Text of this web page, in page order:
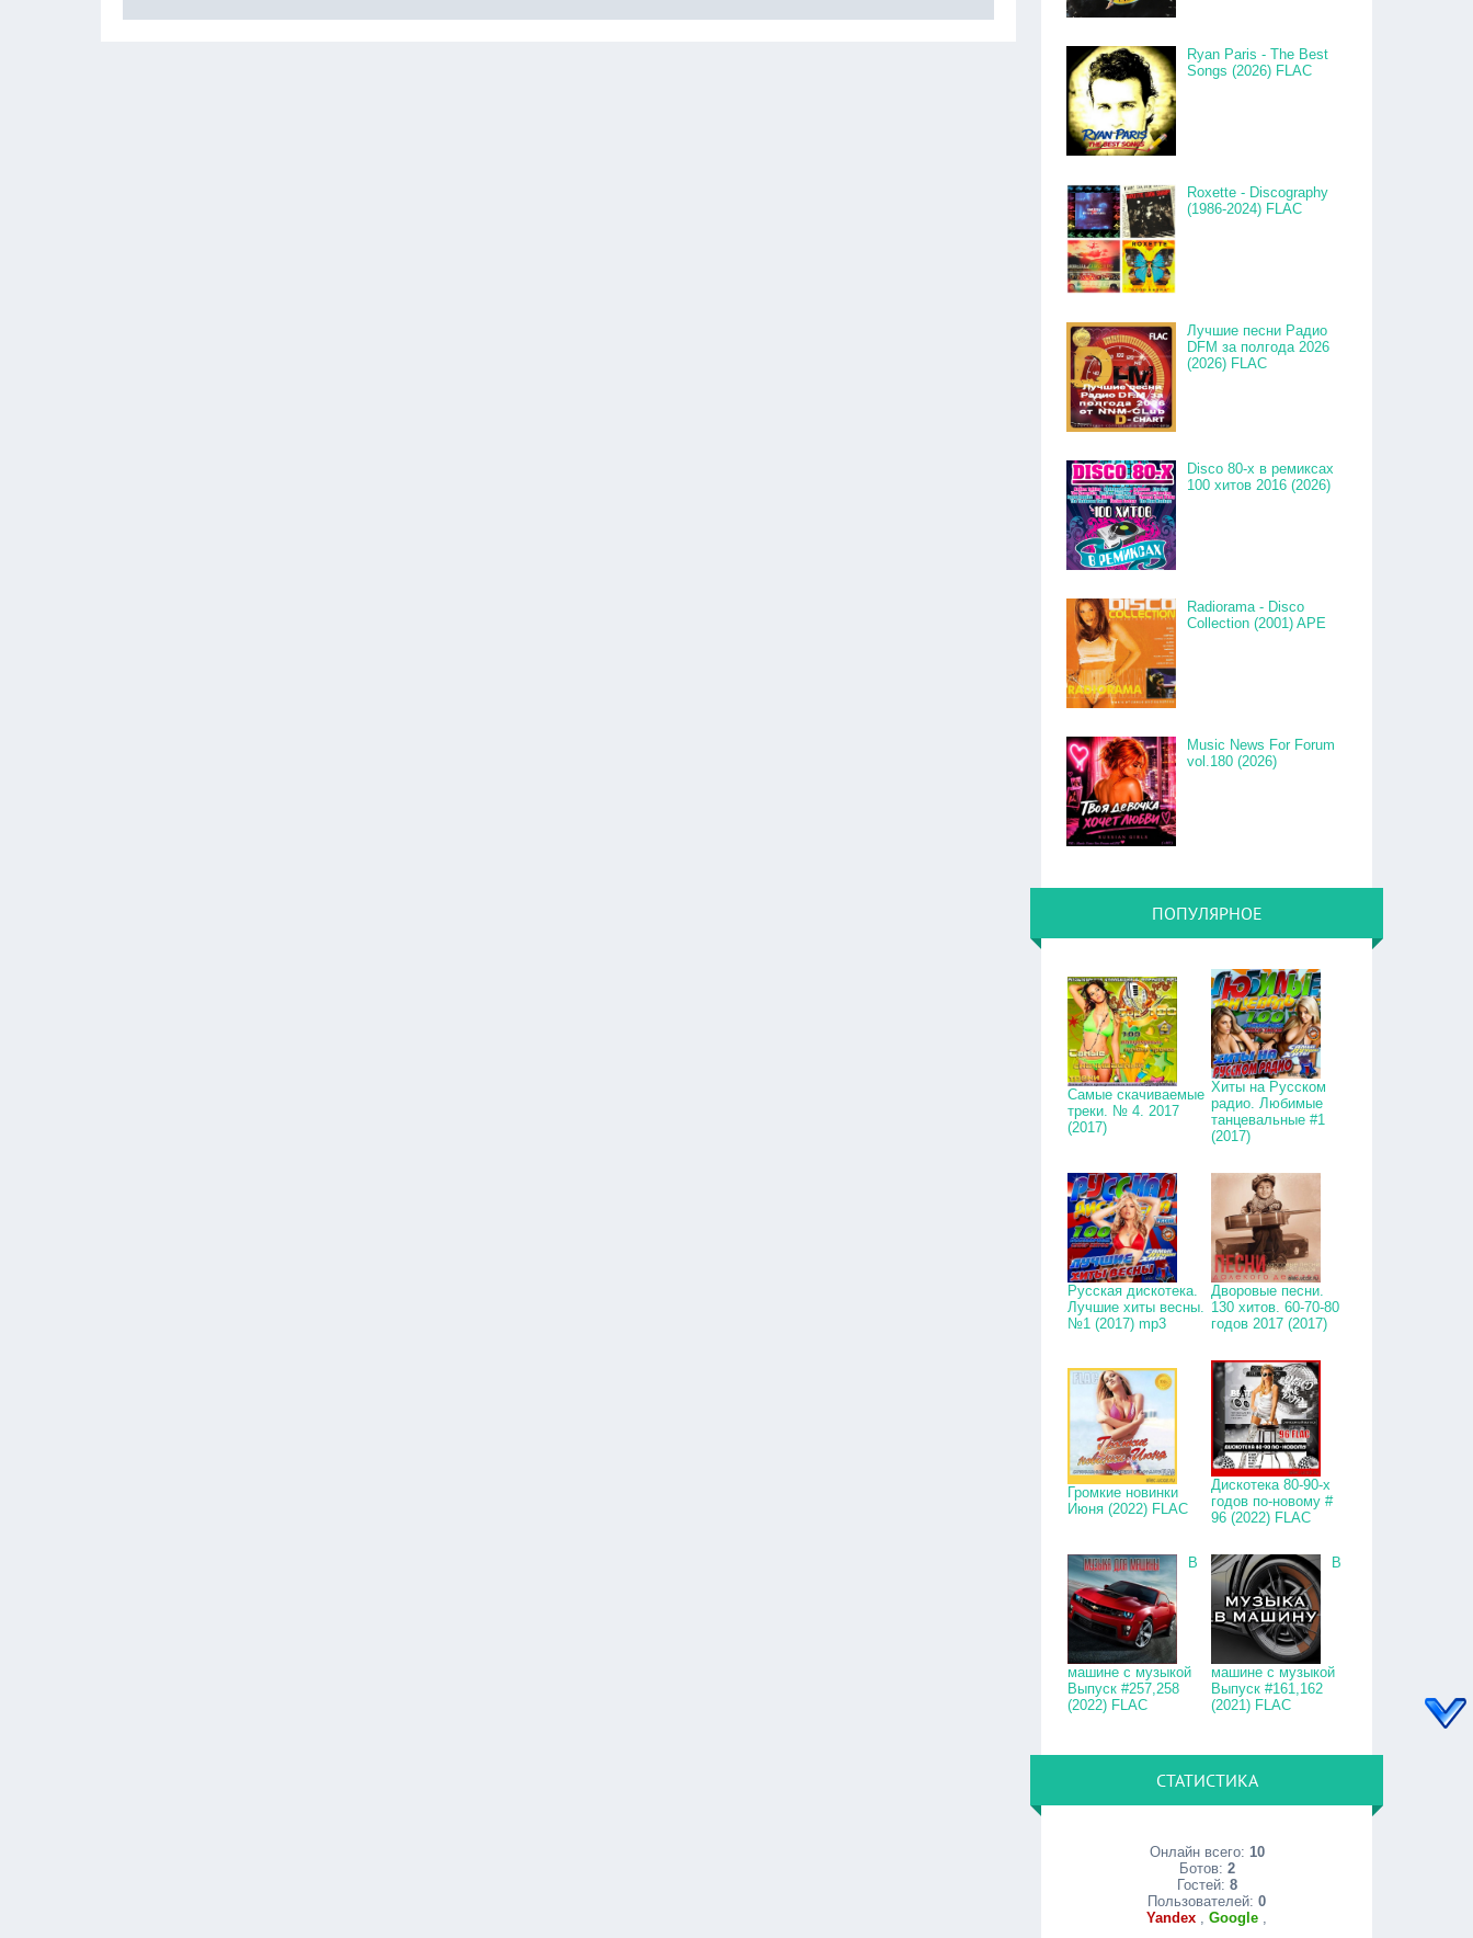
Ryan Paris - The Best
Songs (2026) FLAC
Roxette - Discography
(1986-2024) FLAC
Лучшие песни Радио
DFM за полгода 2026
(2026) FLAC
Disco 80-x в ремиксах
100 хитов 2016 (2026)
Radiorama - Disco
Collection (2001) APE
Music News For Forum
vol.180 (2026)
ПОПУЛЯРНОЕ
Самые скачиваемые
треки. № 4. 2017
(2017)
Хиты на Русском
радио. Любимые
танцевальные #1
(2017)
Русская дискотека.
Лучшие хиты весны.
№1 (2017) mp3
Дворовые песни.
130 хитов. 60-70-80
годов 2017 (2017)
Громкие новинки
Июня (2022) FLAC
Дискотека 80-90-х
годов по-новому #
96 (2022) FLAC
В
машине с музыкой
Выпуск #257,258
(2022) FLAC
В
машине с музыкой
Выпуск #161,162
(2021) FLAC
СТАТИСТИКА
Онлайн всего: 10
Ботов: 2
Гостей: 8
Пользователей:0
Yandex ,Google ,